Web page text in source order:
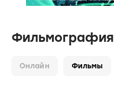
Фильмография
Онлайн Фильмы